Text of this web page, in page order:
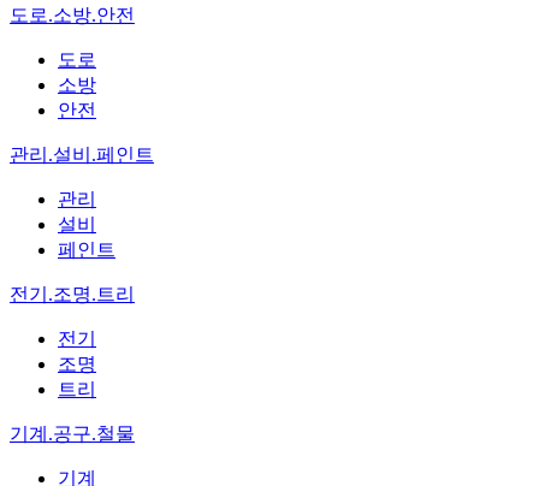
도로.소방.안전
도로
소방
안전
관리.설비.페인트
관리
설비
페인트
전기.조명.트리
전기
조명
트리
기계.공구.철물
기계